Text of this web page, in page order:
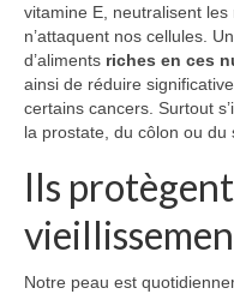
vitamine E, neutralisent les
n’attaquent nos cellules.
d’aliments riches en ces
ainsi de réduire
certains cancers. Surtout
la prostate, du côlon ou du
Ils
Notre peau est